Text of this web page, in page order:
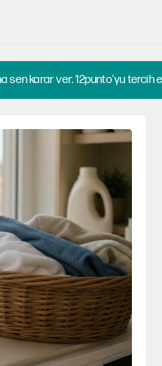
sen karar ver. 12punto'yu tercih